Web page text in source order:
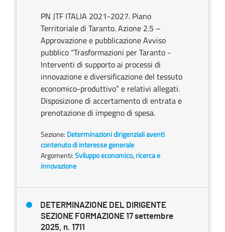
PN JTF ITALIA 2021-2027. Piano
Territoriale di Taranto. Azione 2.5 –
Approvazione e pubblicazione Avviso
pubblico “Trasformazioni per Taranto -
Interventi di supporto ai processi di
innovazione e diversificazione del tessuto
economico-produttivo” e relativi allegati.
Disposizione di accertamento di entrata e
prenotazione di impegno di spesa.
Sezione: Determinazioni dirigenziali aventi
contenuto di interesse generale
Argomenti:Sviluppo economico, ricerca e
innovazione
DETERMINAZIONE DEL DIRIGENTE
SEZIONE FORMAZIONE 17 settembre
2025, n. 1711